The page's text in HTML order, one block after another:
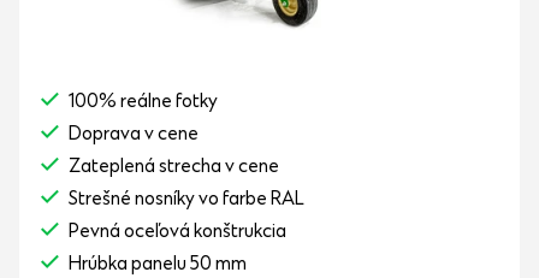
100% reálne fotky
Doprava v cene
Zateplená strecha v cene
Strešné nosníky vo farbe RAL
Pevná oceľová konštrukcia
Hrúbka panelu 50 mm